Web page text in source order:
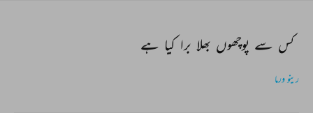
کس سے پوچھوں بھلا برا کیا ہے
رینو ورما